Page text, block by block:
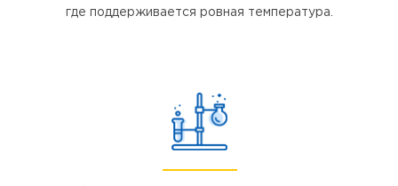
где поддерживается ровная температура.